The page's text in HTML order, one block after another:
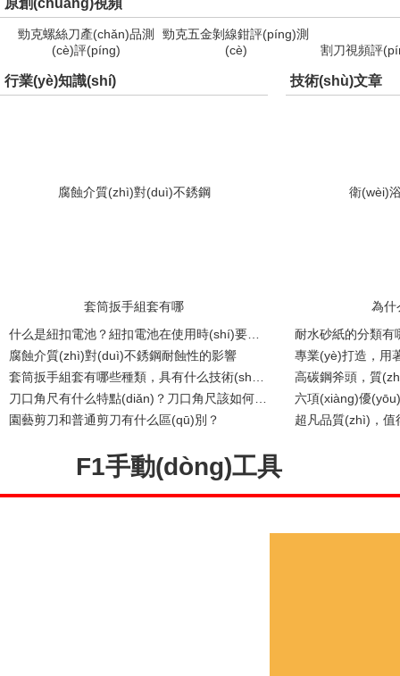
原創(chuàng)視頻
勁克螺絲刀產(chǎn)品測
(cè)評(píng)
勁克五金剝線鉗評(píng)測
(cè)
割刀視頻評
技術(shù)文章
衛(wèi)
為什
行業(yè)知識(shí)
腐蝕介質(zhì)對(duì)不銹鋼
套筒扳手組套有哪
腐蝕介質(zhì)對(duì)不銹鋼耐蝕性的影響
園藝剪刀和普通剪刀有什么區(qū)別？
F1手動(dòng)工具